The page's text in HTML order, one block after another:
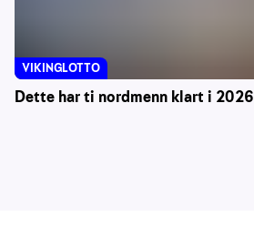
Dette har ti nordmenn klart i 2026
VIKINGLOTTO